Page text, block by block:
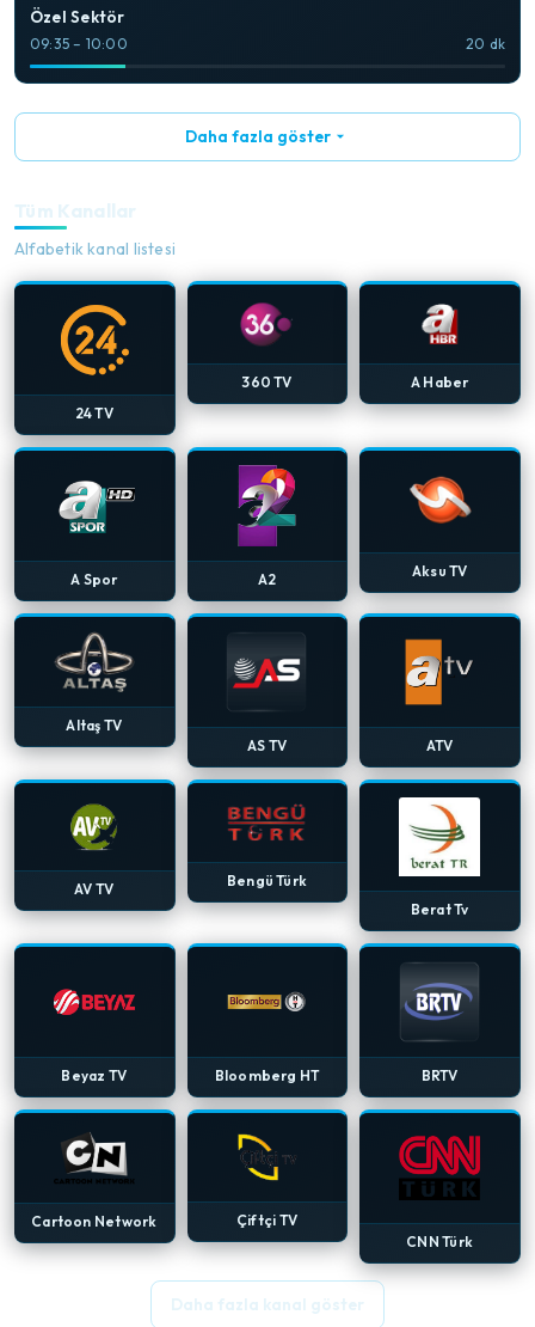
Özel Sektör
09:35 – 10:00 20 dk
Daha fazla göster
Tüm Kanallar
Alfabetik kanal listesi
24 TV
360 TV A Haber
A Spor A2 Aksu TV
Altaş TV
AS TV
ATV
AV TV
Bengü Türk
Berat Tv
Beyaz TV Bloomberg HT BRTV
Cartoon Network
Çiftçi TV
CNN Türk
Daha fazla kanal göster